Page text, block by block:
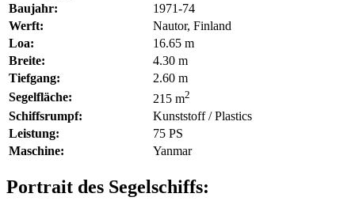
Baujahr:
1971-74
Werft:
Nautor, Finland
Loa:
16.65 m
Breite:
4.30 m
Tiefgang:
2.60 m
Segelfläche:
215 m2
Schiffsrumpf:
Kunststoff / Plastics
Leistung:
75 PS
Maschine:
Yanmar
Portrait des Segelschiffs: